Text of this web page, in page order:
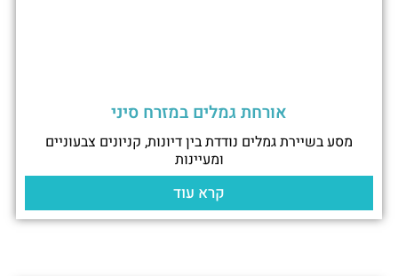
אורחת גמלים במזרח סיני
מסע בשיירת גמלים נודדת בין דיונות, קניונים צבעוניים
ומעיינות
קרא עוד